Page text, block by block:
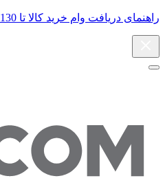
راهنمای دریافت وام خرید کالا تا 130 میلیون تومان